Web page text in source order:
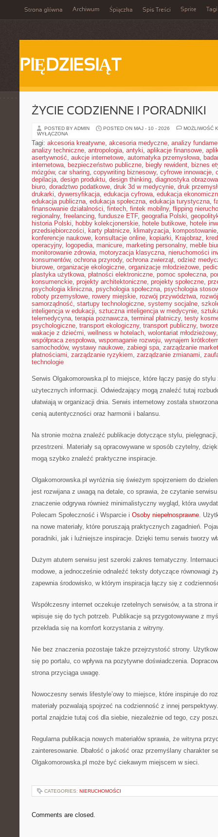
Strona główna Archiwum Śpiączka Spis Treści Sprite Tagi
PIĘDZIESIĄT
ŻYCIE CODZIENNE I PORADNIKI
POSTED BY ADMIN POSTED ON MAJ - 10 - 2026
MOŻLIWOŚĆ
WYŁĄCZONA
Tagi: akcesoria kreatywne, akcesoria medyczne, analizy
analizy techniczne, antropologia, antyki, aplikacje finansowe,
asertywność, aukcje internetowe, automatyka przemysłowa,
internetowa, bezpieczeństwo publiczne, biegły rewident, biznes
mózgów, car sharing, copywriting biznesowy, cyfrowe innowacje,
depilacja, design produktu, design thinking, diagnostyka obrazowa
biuro, doradztwo podatkowe, druk 3d w medycynie, druk
drukarki, dywersyfikacja, edukacja cyfrowa, edukacja
edukacja publiczna, edukacja społeczna, edukacja turystyczna,
finansowanie działalności, fintech, fintek mobilny, flipping
regionalny, freelancing, fundusze ETF, geografia Polski,
historia Polski, hobby kolekcjonerskie, hotele butikowe, hotele
przedsiębiorczości, karty płatnicze, klimatyzacja, kompostowanie
konferencje naukowe, konsultacje online, kopiarki, Krajobraz,
operacyjny, logopedia, manicure, marketing personalny, meble
monitorowanie zdrowia, motoryzacja klasyczna, nieruchomości
konsumentów, ochrona przyrody, ochrona zwierząt, odzież
biurowe, organizacje ekologiczne, organizacje młodzieżowe,
plastyka użytkowa, płatności elektroniczne, pomoc społeczna,
konsumenckie, projekty architektoniczne, projekty społeczne,
psychologia kliniczna, psychologia społeczna, psychologia
roboty przemysłowe, rowery miejskie, rozwój przywództwa,
samorządność, startupy technologiczne, systemy socjalne,
inteligencja w edukacji, sztuczna inteligencja w medycynie,
telemedycyna, terapia poznawcza, terminal płatniczy, testy
psychologiczne, transport ekologiczny, transport publiczny,
wakacje z dziećmi, wellness w hotelach, wolontariat młodzieżowy
współpraca zespołowa, wspomaganie rozwoju, wynajem
samochodów, wystawy naukowe, zabiegi spa, zarządzanie
płatnościami, zarządzanie ryzykiem, zarządzanie zmianami,
technologie
Serwis Olgakomorowska.pl to miejsce, które łączy pasję do
użytecznych informacji. Odwiedzający mogą znaleźć tutaj
ułatwiają w organizacji dnia. Serwis internetowy została
cenią autentyczności oraz harmonii i balansu.
Na stronie można znaleźć publikacje dotyczące stylu,
przestrzeni. Materiały są opracowywane w sposób czytelny,
mogą szybko znaleźć praktyczne inspiracje.
Olgakomorowska.pl wyróżnia się świeżym spojrzeniem do
jest rozwijana z uwagą na detale, co sprawia, że czytanie
znaczenie odgrywa również minimalistyczny wygląd, która
Polecam Społeczność i Wsparcie i Osoby niepełnosprawne.
na nowe materiały, które poruszają praktycznych zagadnień.
poradniki, jak i luźniejsze inspiracje. Dzięki temu serwis tworzy
Dużym atutem serwisu jest szeroki zakres tematyczny.
modowe, a jednocześnie odnaleźć teksty dotyczące równowagi
zapewnia środowisko, w którym inspiracja łączy się z
Współczesny internet oczekuje rzetelnych serwisów, a ta strona
wpisuje się do tych potrzeb. Publikacje są przygotowywane z
przekłada się na komfort korzystania z witryny.
Nie bez znaczenia pozostaje także przejrzystość strony.
się po portalu, co wpływa na pozytywne doświadczenia.
strona przyciąga uwagę.
Nowoczesny serwis lifestyle’owy to miejsce, które inspiruje do
materiały pozwalają spojrzeć na codzienność z innej
portal znajdzie tutaj coś dla siebie, niezależnie od tego, czy
Regularna publikacja nowych materiałów sprawia, że witryna
zainteresowanie. Dbałość o jakość oraz przemyślany charakter
Olgakomorowska.pl może być ciekawym miejscem w sieci.
CATEGORIES: NIERUCHOMOŚCI
Comments are closed.